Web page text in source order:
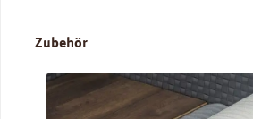
Produktgalerie überspringen
Zubehör